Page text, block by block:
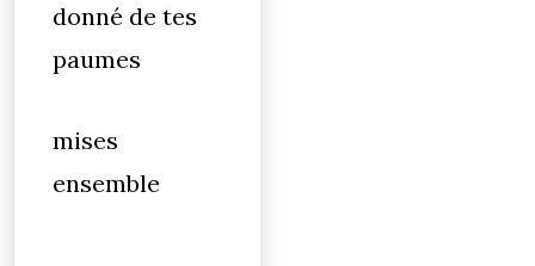
donné de tes
paumes
mises
ensemble